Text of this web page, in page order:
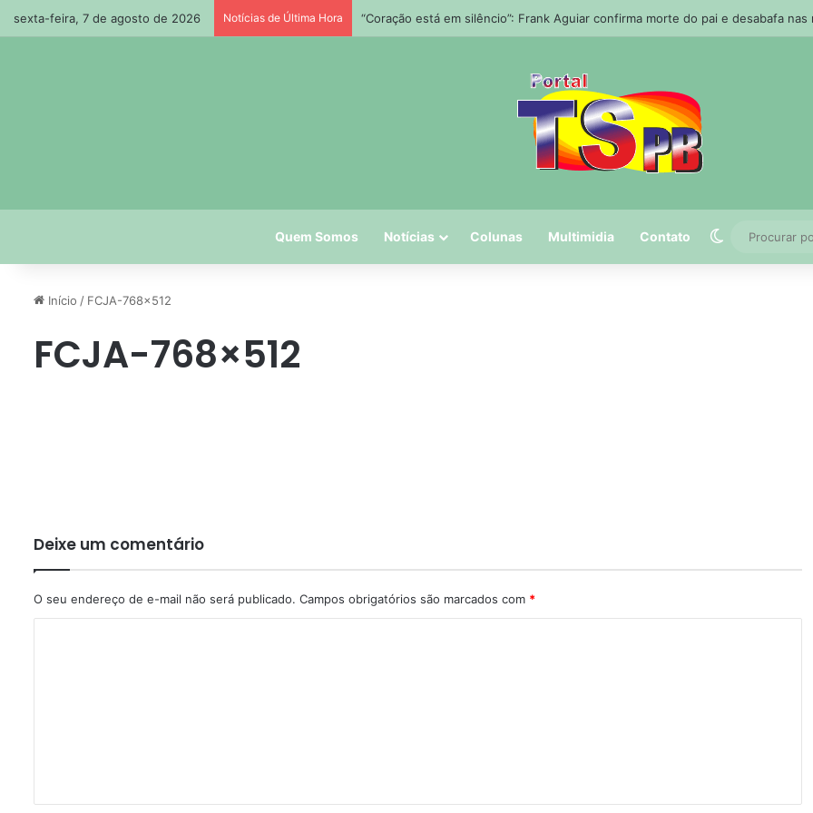
sexta-feira, 7 de agosto de 2026 Notícias de Última Hora “Coração está em silêncio”: Frank Aguiar confirma morte do pai e desabafa nas
Quem Somos Notícias Colunas Multimidia Contato Switch skin
Início / FCJA-768×512
FCJA-768×512
Deixe um comentário
O seu endereço de e-mail não será publicado. Campos obrigatórios são marcados com *